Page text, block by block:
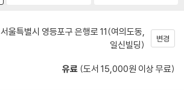
서울특별시 영등포구 은행로 11(여의도동,
일신빌딩)
변경
유료 (도서 15,000원 이상 무료)